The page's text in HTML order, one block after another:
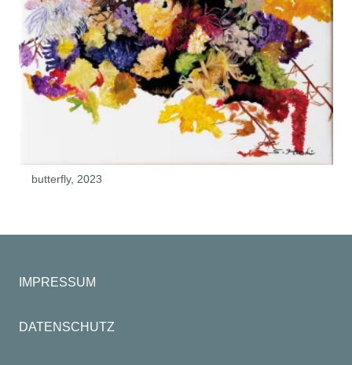
butterfly, 2023
IMPRESSUM
DATENSCHUTZ